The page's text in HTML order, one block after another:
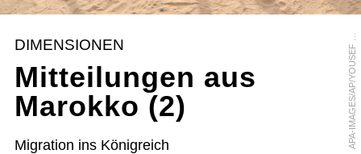
A
P
A
-
I
M
A
G
E
S
/
A
P
/
Y
O
U
S
E
F
M
U
R
A
D
DIMENSIONEN
Mitteilungen aus
Marokko (2)
Migration ins Königreich